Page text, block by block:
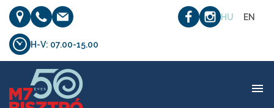
HU EN
H-V: 07.00-15.00